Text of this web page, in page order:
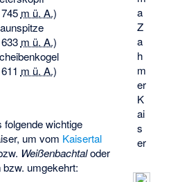
a
Z
a
h
m
er
K
ai
s
er
m ü. A.)
m ü. A.)
m ü. A.)
folgende wichtige
um vom Kaisertal
Weißenbachtaloder
bzw. umgekehrt: